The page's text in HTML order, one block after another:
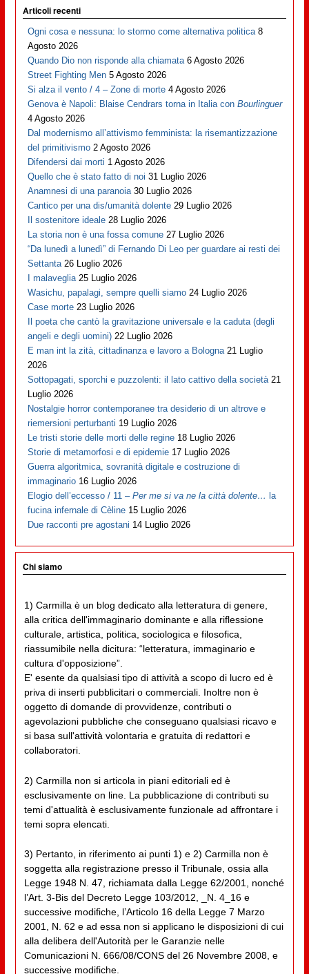
Articoli recenti
Ogni cosa e nessuna: lo stormo come alternativa politica 8
Agosto 2026
Quando Dio non risponde alla chiamata 6 Agosto 2026
Street Fighting Men 5 Agosto 2026
Si alza il vento / 4 – Zone di morte 4 Agosto 2026
Genova è Napoli: Blaise Cendrars torna in Italia conBourlinguer
4 Agosto 2026
Dal modernismo all’attivismo femminista: la risemantizzazione
del primitivismo 2 Agosto 2026
Difendersi dai morti 1 Agosto 2026
Quello che è stato fatto di noi 31 Luglio 2026
Anamnesi di una paranoia 30 Luglio 2026
Cantico per una dis/umanità dolente 29 Luglio 2026
Il sostenitore ideale 28 Luglio 2026
La storia non è una fossa comune 27 Luglio 2026
“Da lunedì a lunedì” di Fernando Di Leo per guardare ai resti dei
Settanta 26 Luglio 2026
I malaveglia 25 Luglio 2026
Wasichu, papalagi, sempre quelli siamo 24 Luglio 2026
Case morte 23 Luglio 2026
Il poeta che cantò la gravitazione universale e la caduta (degli
angeli e degli uomini) 22 Luglio 2026
E man int la zità, cittadinanza e lavoro a Bologna 21 Luglio
2026
Sottopagati, sporchi e puzzolenti: il lato cattivo della società 21
Luglio 2026
Nostalgie horror contemporanee tra desiderio di un altrove e
riemersioni perturbanti 19 Luglio 2026
Le tristi storie delle morti delle regine 18 Luglio 2026
Storie di metamorfosi e di epidemie 17 Luglio 2026
Guerra algoritmica, sovranità digitale e costruzione di
immaginario 16 Luglio 2026
Elogio dell’eccesso / 11 –Per me si va ne la città dolente… la
fucina infernale di Cèline 15 Luglio 2026
Due racconti pre agostani 14 Luglio 2026
Chi siamo
1) Carmilla è un blog dedicato alla letteratura di genere,
alla critica dell'immaginario dominante e alla riflessione
culturale, artistica, politica, sociologica e filosofica,
riassumibile nella dicitura: “letteratura, immaginario e
cultura d'opposizione”.
E' esente da qualsiasi tipo di attività a scopo di lucro ed è
priva di inserti pubblicitari o commerciali. Inoltre non è
oggetto di domande di provvidenze, contributi o
agevolazioni pubbliche che conseguano qualsiasi ricavo e
si basa sull'attività volontaria e gratuita di redattori e
collaboratori.
2) Carmilla non si articola in piani editoriali ed è
esclusivamente on line. La pubblicazione di contributi su
temi d'attualità è esclusivamente funzionale ad affrontare i
temi sopra elencati.
3) Pertanto, in riferimento ai punti 1) e 2) Carmilla non è
soggetta alla registrazione presso il Tribunale, ossia alla
Legge 1948 N. 47, richiamata dalla Legge 62/2001, nonché
l’Art. 3-Bis del Decreto Legge 103/2012, _N. 4_16 e
successive modifiche, l’Articolo 16 della Legge 7 Marzo
2001, N. 62 e ad essa non si applicano le disposizioni di cui
alla delibera dell'Autorità per le Garanzie nelle
Comunicazioni N. 666/08/CONS del 26 Novembre 2008, e
successive modifiche.